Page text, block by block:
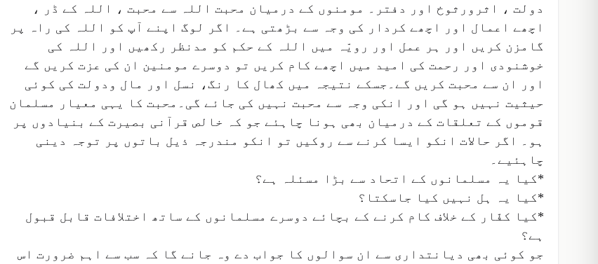
دولت ، اثرورثوخ اور دفتر۔ مومنوں کے درمیان محبت اللہ سے محبت ، اللہ کے ڈر ،
اچھے اعمال اور اچھے کردار کی وجہ سے بڑھتی ہے۔ اگر لوگ اپنے آپ کو اللہ کی راہ پر
گامزن کریں اور ہر عمل اور رویّہ میں اللہ کے حکم کو مدنظر رکھیں اور اللہ کی
خوشنودی اور رحمت کی امید میں اچھے کام کریں تو دوسرے مومنین ان کی عزت کریں گے
اور ان سے محبت کریں گے۔جسکے نتیجہ میں کھال کا رنگ، نسل اور مال ودولت کی کوئی
حیثیت نہیں ہو گی اور انکی وجہ سے محبت نہیں کی جائے گی۔محبت کا یہی معیار مسلمان
قوموں کے تعلقات کے درمیان بھی ہونا چاہئے جو کہ خالص قرآنی بصیرت کے بنیادوں پر
ہو۔ اگر حالات انکو ایسا کرنے سے روکیں تو انکو مندرجہ ذیل باتوں پر توجہ دینی
چاہئیے۔
*کیا یہ مسلمانوں کے اتحاد سے بڑا مسئلہ ہے؟
*کیا یہ ہل نہیں کیا جاسکتا؟
*کیا کفّار کے خلاف کام کرنے کے بچائے دوسرے مسلمانوں کے ساتھ اختلافات قابل قبول
ہے؟
جو کوئی بھی دیانتداری سے ان سوالوں کا جواب دے وہ جانے گا کہ سب سے اہم ضرورت اس